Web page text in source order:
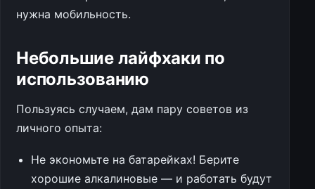
нужна мобильность.
Небольшие лайфхаки по
использованию
Пользуясь случаем, дам пару советов из
личного опыта:
Не экономьте на батарейках! Берите
хорошие алкалиновые — и работать будут